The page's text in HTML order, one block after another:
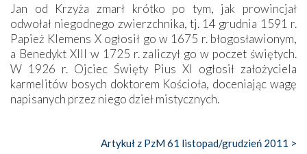
Jan od Krzyża zmarł krótko po tym, jak prowincjał
odwołał niegodnego zwierzchnika, tj. 14 grudnia 1591 r.
Papież Klemens X ogłosił go w 1675 r. błogosławionym,
a Benedykt XIII w 1725 r. zaliczył go w poczet świętych.
W 1926 r. Ojciec Święty Pius XI ogłosił założyciela
karmelitów bosych doktorem Kościoła, doceniając wagę
napisanych przez niego dzieł mistycznych.
Artykuł z PzM 61 listopad/grudzień 2011 >